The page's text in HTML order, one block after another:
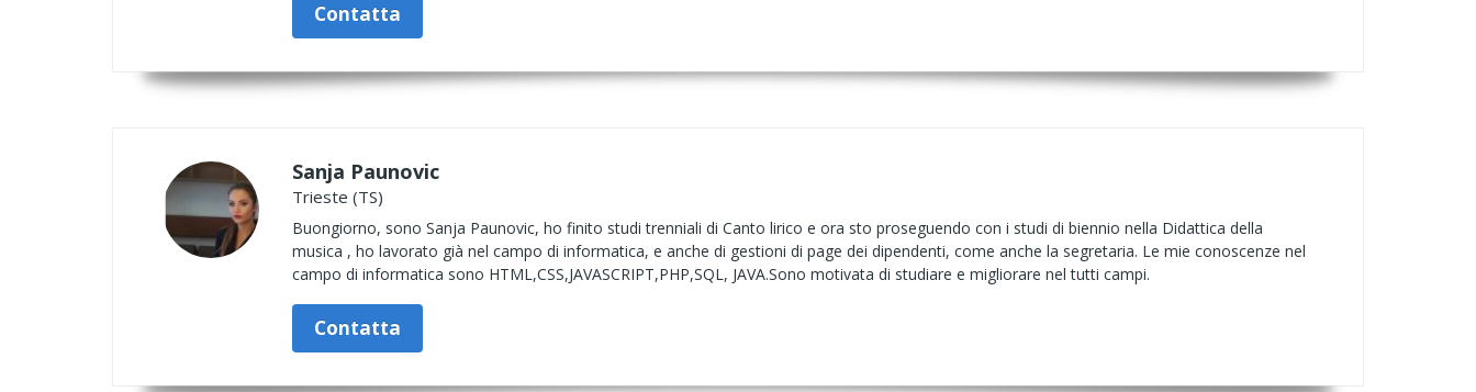
Contatta
Sanja Paunovic
Trieste (TS)
Buongiorno, sono Sanja Paunovic, ho finito studi trenniali di Canto lirico e ora sto proseguendo con i studi di biennio nella Didattica della
musica , ho lavorato già nel campo di informatica, e anche di gestioni di page dei dipendenti, come anche la segretaria. Le mie conoscenze nel
campo di informatica sono HTML,CSS,JAVASCRIPT,PHP,SQL, JAVA.Sono motivata di studiare e migliorare nel tutti campi.
Contatta